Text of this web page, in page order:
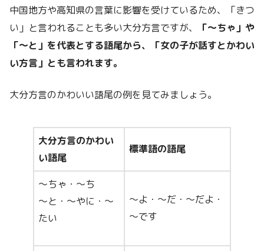
中国地方や高知県の言葉に影響を受けているため、「きつ
い」と言われることも多い大分方言ですが、
「～ちゃ」や
「～と」を代表とする語尾から、「女の子が話すとかわい
い方言」とも言われます。
大分方言のかわいい語尾の例を見てみましょう。
大分方言のかわい
い語尾
標準語の語尾
～ちゃ・～ち
～と・～やに・～
たい
～よ・～だ・～だよ・
～です